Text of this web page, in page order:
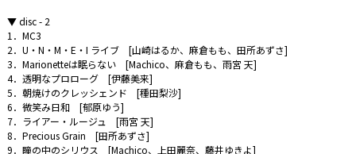
▼ disc - 2
1．MC3
2．U・N・M・E・I ライブ [山崎はるか、麻倉もも、田所あずさ]
3．Marionetteは眠らない [Machico、麻倉もも、雨宮 天]
4．透明なプロローグ [伊藤美来]
5．朝焼けのクレッシェンド [種田梨沙]
6．微笑み日和 [郁原ゆう]
7．ライアー・ルージュ [雨宮 天]
8．Precious Grain [田所あずさ]
9．瞳の中のシリウス [Machico、上田麗奈、藤井ゆきよ]